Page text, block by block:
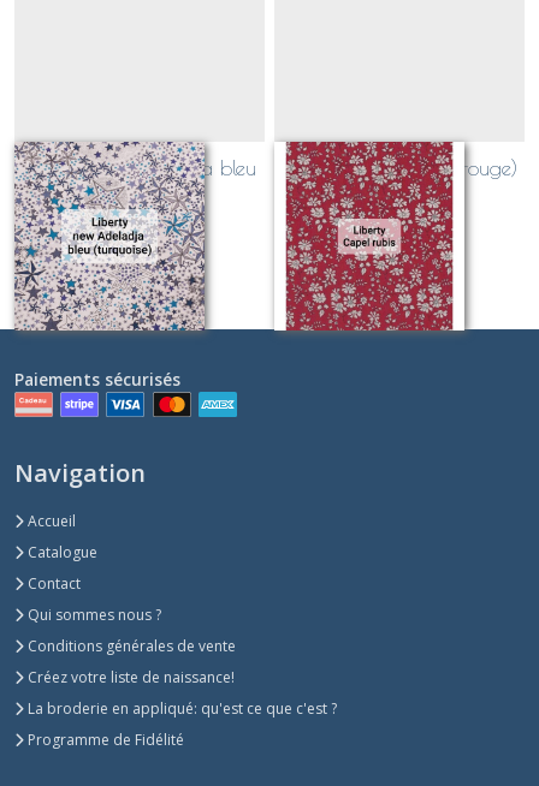
Liberty New Adeladja bleu
et turquoise
Sur demande
Liberty Capel Rubis (rouge)
Sur demande
Paiements sécurisés
Navigation
Accueil
Catalogue
Contact
Qui sommes nous ?
Conditions générales de vente
Créez votre liste de naissance!
La broderie en appliqué: qu'est ce que c'est ?
Programme de Fidélité